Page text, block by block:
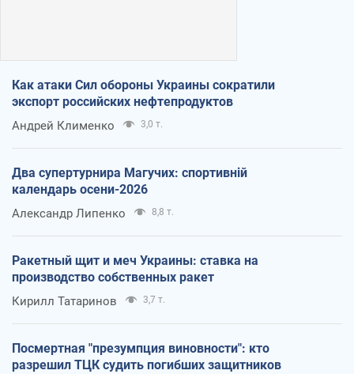
Как атаки Сил обороны Украины сократили
экспорт российских нефтепродуктов
Андрей Клименко 3,0 т.
Два супертурнира Магучих: спортивній
календарь осени-2026
Александр Липенко 8,8 т.
Ракетный щит и меч Украины: ставка на
производство собственных ракет
Кирилл Татаринов 3,7 т.
Посмертная "презумпция виновности": кто
разрешил ТЦК судить погибших защитников